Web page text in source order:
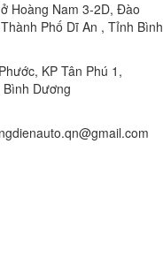
Hoàng Nam 3-2D, Đào
Phố Dĩ An , Tỉnh Bình
KP Tân Phú 1,
Dương